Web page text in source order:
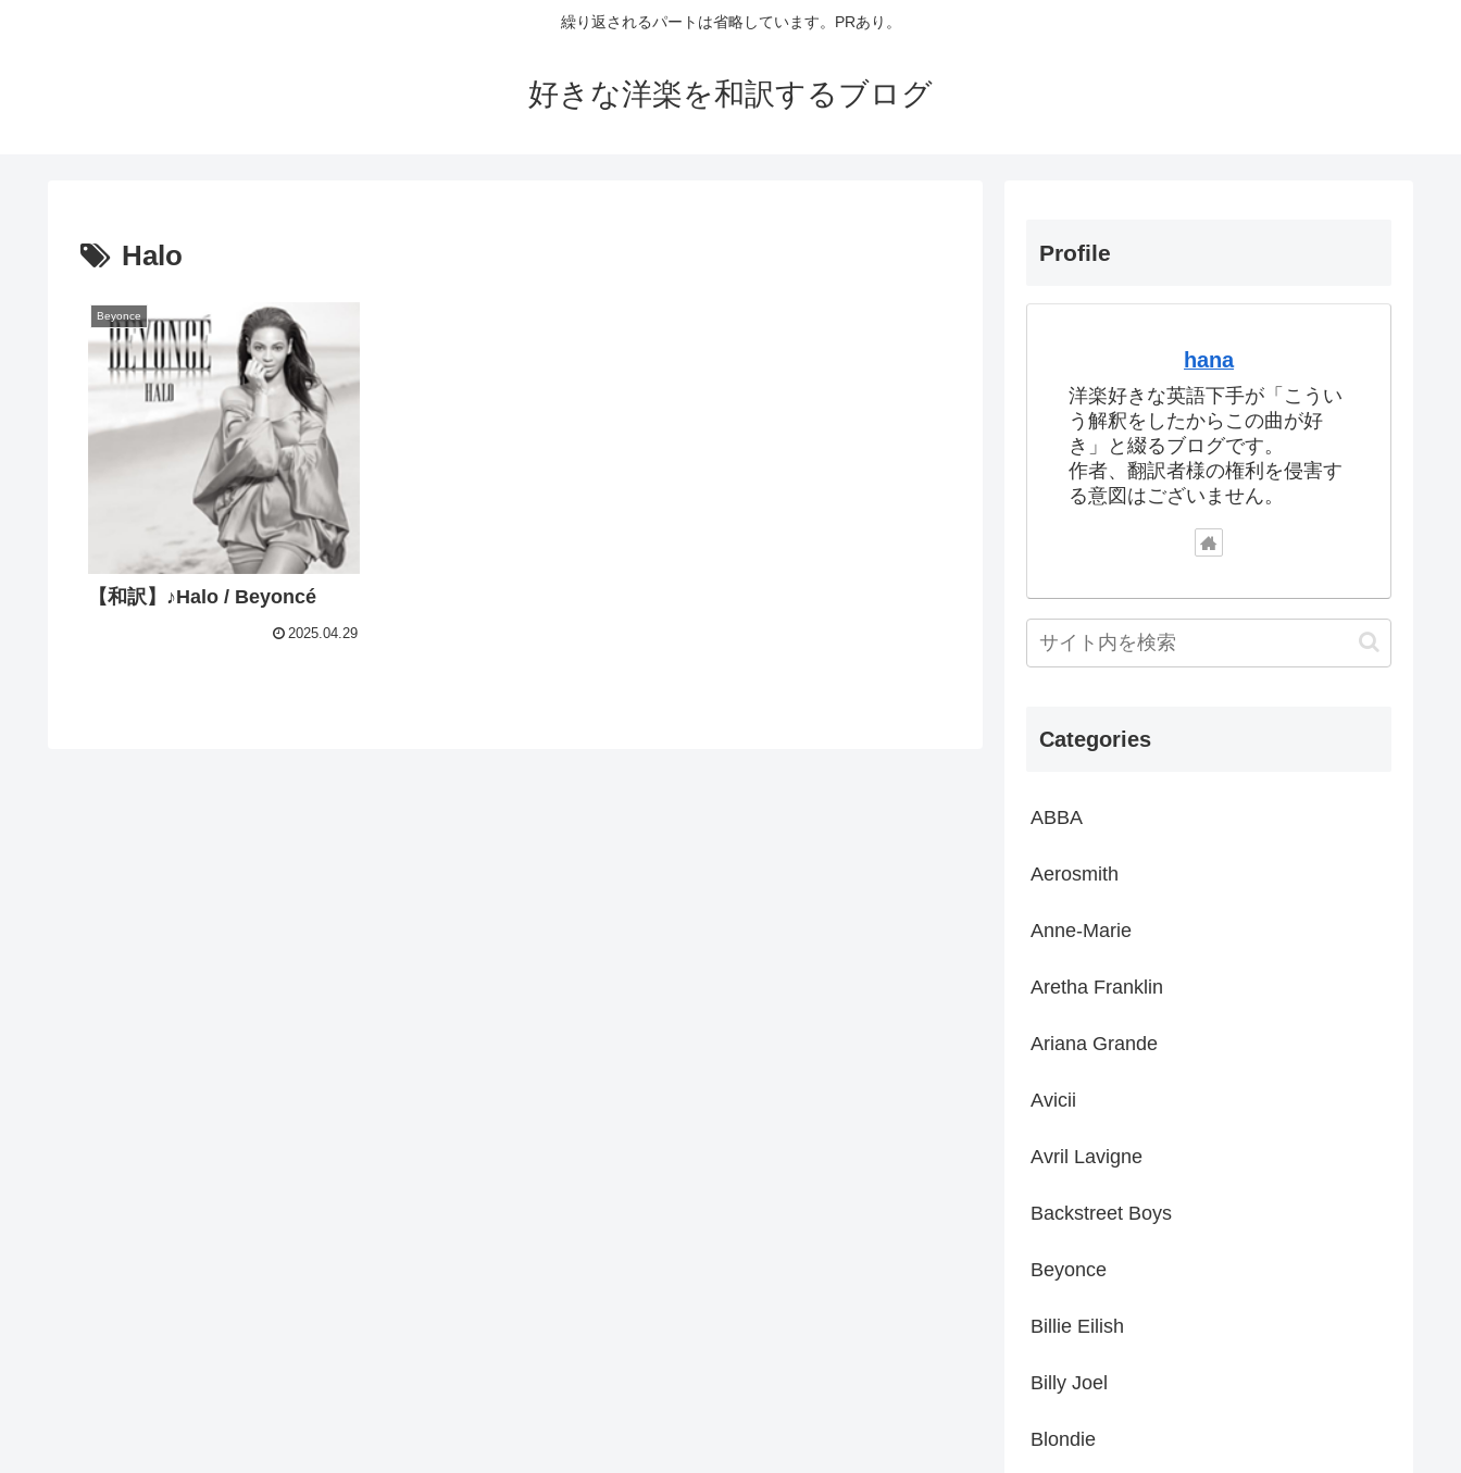
繰り返されるパートは省略しています。PRあり。
好きな洋楽を和訳するブログ
Halo
Beyonce
【和訳】♪Halo / Beyoncé
2025.04.29
Profile
hana
洋楽好きな英語下手が「こうい
う解釈をしたからこの曲が好
き」と綴るブログです。
作者、翻訳者様の権利を侵害す
る意図はございません。
Categories
ABBA
Aerosmith
Anne-Marie
Aretha Franklin
Ariana Grande
Avicii
Avril Lavigne
Backstreet Boys
Beyonce
Billie Eilish
Billy Joel
Blondie